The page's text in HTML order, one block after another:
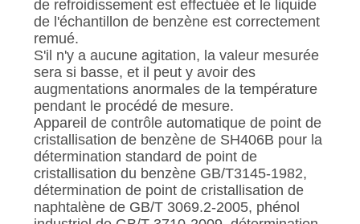
de refroidissement est effectuée et le liquide
de l'échantillon de benzène est correctement
remué.
S'il n'y a aucune agitation, la valeur mesurée
sera si basse, et il peut y avoir des
augmentations anormales de la température
pendant le procédé de mesure.
Appareil de contrôle automatique de point de
cristallisation de benzène de SH406B pour la
détermination standard de point de
cristallisation du benzène GB/T3145-1982,
détermination de point de cristallisation de
naphtalène de GB/T 3069.2-2005, phénol